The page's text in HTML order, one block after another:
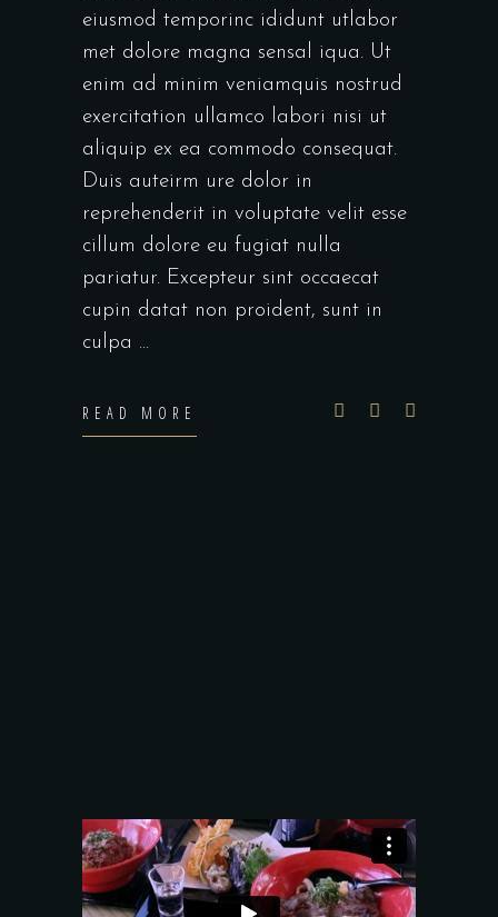
eiusmod temporinc ididunt utlabor
met dolore magna sensal iqua. Ut
enim ad minim veniamquis nostrud
exercitation ullamco labori nisi ut
aliquip ex ea commodo consequat.
Duis auteirm ure dolor in
reprehenderit in voluptate velit esse
cillum dolore eu fugiat nulla
pariatur. Excepteur sint occaecat
cupin datat non proident, sunt in
culpa
READ MORE